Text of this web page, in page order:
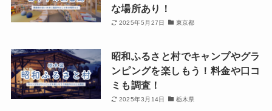
な場所あり！
2025年5月27日 東京都
昭和ふるさと村でキャンプやグラ
ンピングを楽しもう！料金や口コ
ミも調査！
2025年3月14日 栃木県